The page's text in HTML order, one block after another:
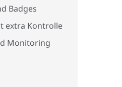
Badges
extra Kontrolle
Monitoring